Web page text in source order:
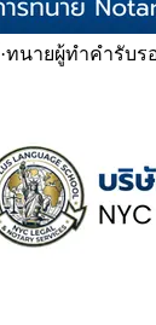
·ทนายผู้ทำคำรับร